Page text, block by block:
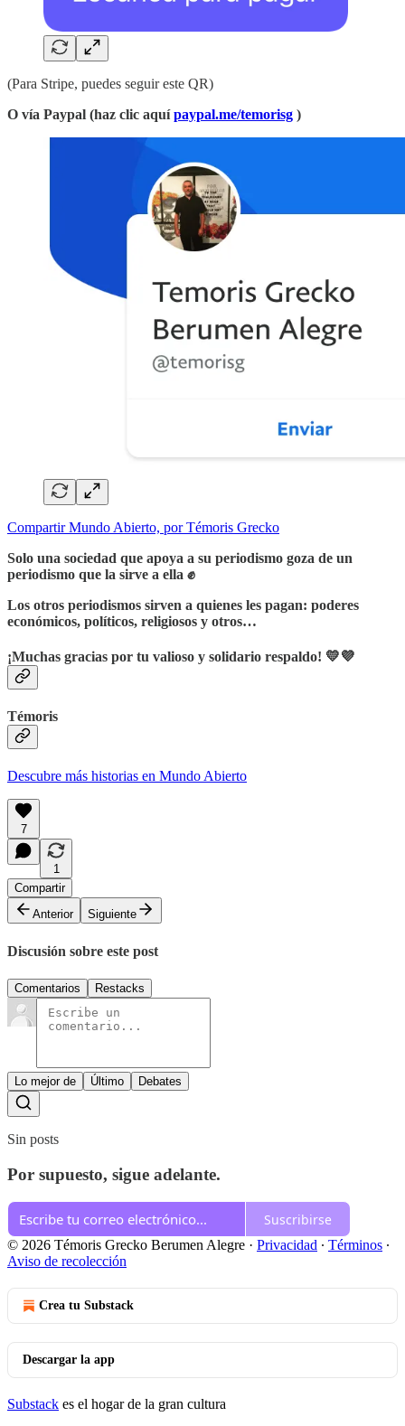
(Para Stripe, puedes seguir este QR)
O vía Paypal (haz clic aquí paypal.me/temorisg )
Compartir Mundo Abierto, por Témoris Grecko
Solo una sociedad que apoya a su periodismo goza de un
periodismo que la sirve a ella ✊
Los otros periodismos sirven a quienes les pagan: poderes
económicos, políticos, religiosos y otros…
¡Muchas gracias por tu valioso y solidario respaldo! 💛💜
Témoris
Descubre más historias en Mundo Abierto
7
1
Compartir
Anterior
Siguiente
Discusión sobre este post
Comentarios Restacks
Lo mejor de Último Debates
Sin posts
Por supuesto, sigue adelante.
Suscribirse
© 2026 Témoris Grecko Berumen Alegre · Privacidad ∙ Términos ∙
Aviso de recolección
Crea tu Substack
Descargar la app
Substack es el hogar de la gran cultura